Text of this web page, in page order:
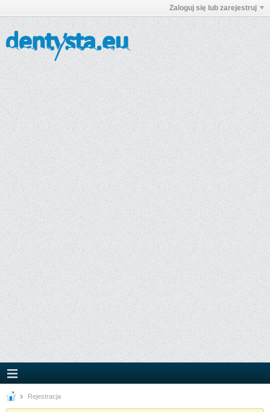
Zaloguj się lub zarejestruj
Rejestracja